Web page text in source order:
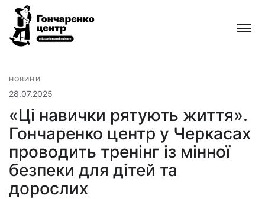
Гончаренко
центр
безкоштовних
відкритих
освітньо-
культурних
просторів
НОВИНИ
28.07.2025
«Ці навички рятують життя».
Гончаренко центр у Черкасах
проводить тренінг із мінної
безпеки для дітей та
дорослих